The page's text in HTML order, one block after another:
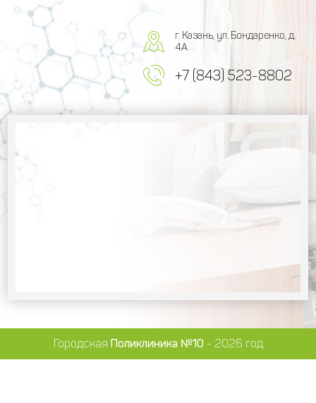
г. Казань, ул. Бондаренко, д.
4А
+7 (843) 523-8802
Городская Поликлиника №10 - 2026 год